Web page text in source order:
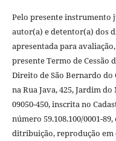
Pelo presente instrumento
autor(a) e detentor(a) dos
apresentada para
presente Termo de Cessão
Direito de São Bernardo
na Rua Java, 425, Jardim do
09050-450, inscrita no
número 59.108.100/0001-
ditribuição, reprodução